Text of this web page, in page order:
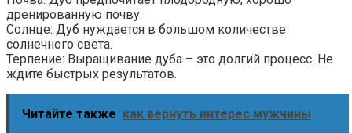
дренированную почву.
Солнце: Дуб нуждается в большом количестве
солнечного света.
Терпение: Выращивание дуба – это долгий процесс. Не
ждите быстрых результатов.
Читайте также как вернуть интерес мужчины